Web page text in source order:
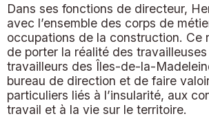
Dans ses fonctions de directeur,
avec l’ensemble des corps de
occupations de la construction. Ce
de porter la réalité des
travailleurs des Îles-de-la-
bureau de direction et de faire
particuliers liés à l’insularité, aux
travail et à la vie sur le territoire.